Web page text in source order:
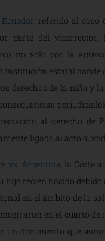
referido al caso
parte del vicerrector,
no solo por la
estatal donde
derechos de la niña y
al derecho de
ligada al acto
vs. Argentina la Corte
hijo recién nacido
en el ámbito de la
en el cuarto
documento que